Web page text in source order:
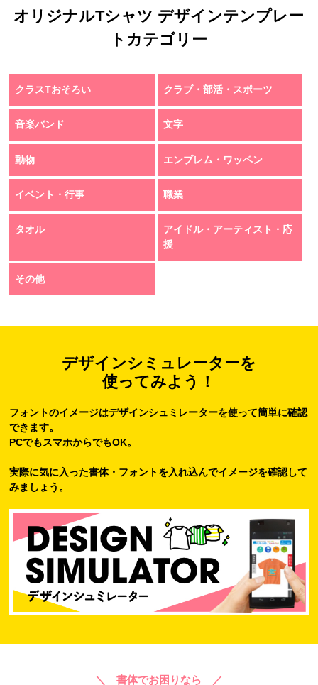
オリジナルTシャツ デザインテンプレー
トカテゴリー
クラスTおそろい クラブ・部活・スポーツ
音楽バンド 文字
動物 エンブレム・ワッペン
イベント・行事 職業
タオル
アイドル・アーティスト・応
援
その他
デザインシミュレーターを
使ってみよう！
フォントのイメージはデザインシュミレーターを使って簡単に確認
できます。
PCでもスマホからでもOK。
実際に気に入った書体・フォントを入れ込んでイメージを確認して
みましょう。
＼ 書体でお困りなら ／